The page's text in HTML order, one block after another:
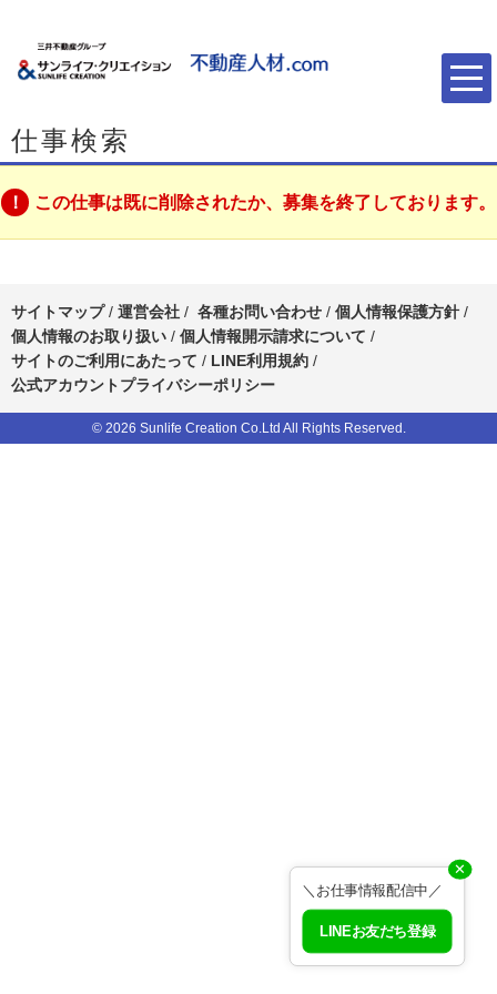
仕事検索
この仕事は既に削除されたか、募集を終了しております。
サイトマップ/ 運営会社 / 各種お問い合わせ / 個人情報保護方針 /
個人情報のお取り扱い / 個人情報開示請求について /
サイトのご利用にあたって / LINE利用規約 /
公式アカウントプライバシーポリシー
✕
＼お仕事情報配信中／
LINEお友だち登録
© 2026 Sunlife Creation Co.Ltd All Rights Reserved.